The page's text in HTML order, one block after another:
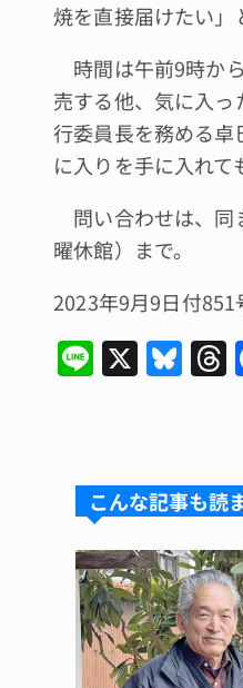
焼を直接届けたい」
時間は午前9時か
売する他、気に入
行委員長を務める
に入りを手に入れて
問い合わせは、同
曜休館）まで。
2023年9月9日付851
Li X Bl
k
y s
こんな記事も読